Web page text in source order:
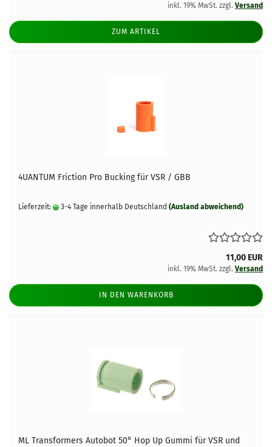
inkl. 19% MwSt. zzgl. Versand
ZUM ARTIKEL
4UANTUM Friction Pro Bucking für VSR / GBB
Lieferzeit: 3-4 Tage innerhalb Deutschland (Ausland abweichend)
11,00 EUR
inkl. 19% MwSt. zzgl. Versand
IN DEN WARENKORB
ML Transformers Autobot 50° Hop Up Gummi für VSR und